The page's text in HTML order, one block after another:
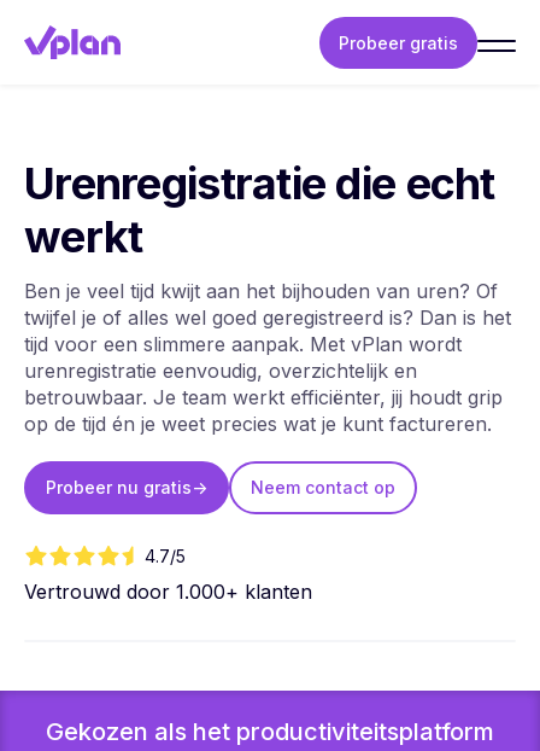
Probeer gratis
Urenregistratie die echt
werkt
Ben je veel tijd kwijt aan het bijhouden van uren? Of
twijfel je of alles wel goed geregistreerd is? Dan is het
tijd voor een slimmere aanpak. Met vPlan wordt
urenregistratie eenvoudig, overzichtelijk en
betrouwbaar. Je team werkt efficiënter, jij houdt grip
op de tijd én je weet precies wat je kunt factureren.
Probeer nu gratis-> Neem contact op
4.7/5
Vertrouwd door 1.000+ klanten
Gekozen als het productiviteitsplatform